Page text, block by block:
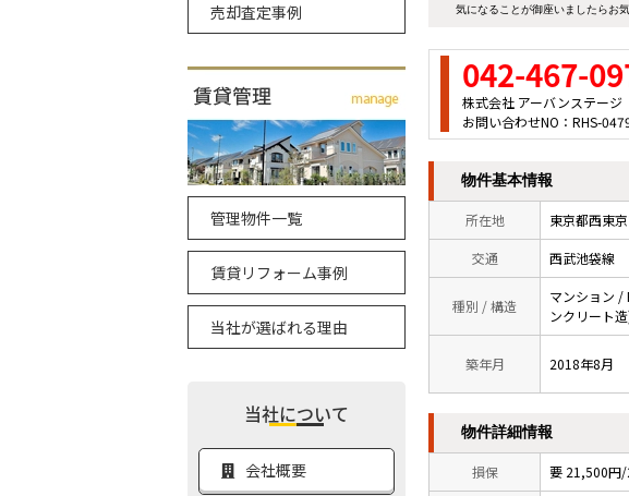
気になることが御座いましたらお
042-467-
株式会社 アーバンステージ
お問い合わせNO：RHS-
物件基本情報
所在地 東京都西東
交通 西武池袋線
種別 / 構造
マンション /
ンクリート
築年月 2018年8月
物件詳細情報
損保 要 21,500円
売却査定事例
管理物件一覧
賃貸リフォーム事例
当社が選ばれる理由
当社について
会社概要